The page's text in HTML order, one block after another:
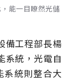
能一目瞭然光儲
備工程部長楊
系統，光電自
系統則整合大